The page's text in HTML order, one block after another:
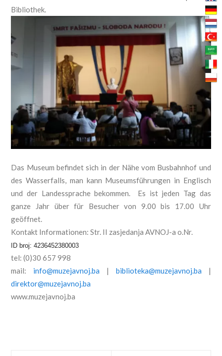
Bibliothek.
Das Museum befindet sich in der Nähe vom Busbahnhof und
des Wasserfalls, man kann Museumsführungen in Englisch
und der Landessprache bekommen. Es ist jeden Tag das
ganze Jahr über für Besucher von 9.00 bis 17.00 Uhr
geöffnet.
Kontakt Informationen: Str. II zasjedanja AVNOJ-a o.Nr.
ID broj: 4236452380003
tel: (0)30 657 998
mail: info@muzejavnoj.ba | biblioteka@muzejavnoj.ba |
direktor@muzejavnoj.ba
www.muzejavnoj.ba